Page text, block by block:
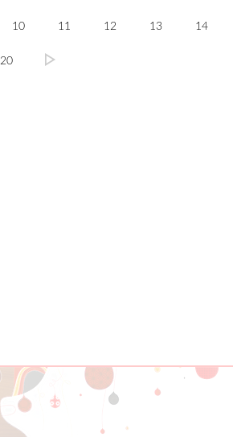
10 11 12 13 14
20